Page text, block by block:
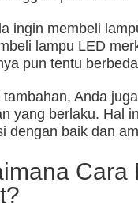
ingin membeli
lampu LED
pun tentu
tambahan, Anda
yang berlaku. Hal
dengan baik dan
Cara